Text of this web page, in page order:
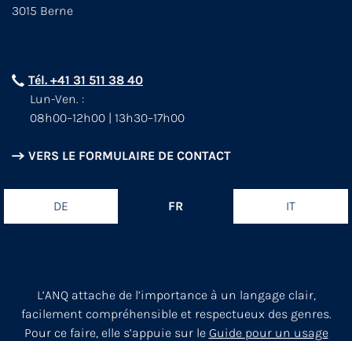
3015 Berne
Tél. +41 31 511 38 40
Lun-Ven. :
08h00–12h00 | 13h30–17h00
VERS LE FORMULAIRE DE CONTACT
DE FR IT
L’ANQ attache de l’importance à un langage clair,
facilement compréhensible et respectueux des genres.
Pour ce faire, elle s’appuie sur le Guide pour un usage